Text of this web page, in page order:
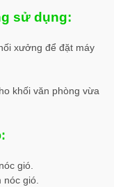
sử dụng:
xưởng để đặt máy
khối văn phòng vừa
gió.
nóc gió.